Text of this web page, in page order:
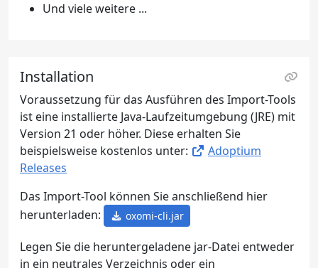
Und viele weitere ...
Installation
Voraussetzung für das Ausführen des Import-Tools
ist eine installierte Java-Laufzeitumgebung (JRE) mit
Version 21 oder höher. Diese erhalten Sie
beispielsweise kostenlos unter:
Adoptium
Releases
Das Import-Tool können Sie anschließend hier
herunterladen:
oxomi-cli.jar
Legen Sie die heruntergeladene jar-Datei entweder
in ein neutrales Verzeichnis oder ein